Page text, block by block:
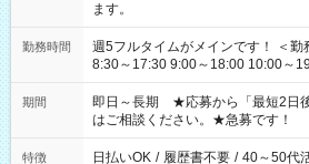
ます。
勤務時間
週5フルタイムがメインです！ ＜勤務時間の例＞ 8:00～17:00
8:30～17:30 9:00～18:00 10:00～
その他にも勤務時間多数！ 日勤
ご希望を教えてください！
期間
即日～長期 ★応募から「最短2日
はご相談ください。★急募です！
特徴 日払いOK / 履歴書不要 / 40～50代